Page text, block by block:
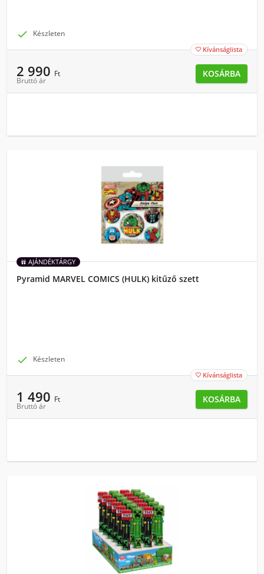
 Készleten
 Kívánságlista
2 990 Ft
Bruttó ár
KOSÁRBA
AJÁNDÉKTÁRGY
Pyramid MARVEL COMICS (HULK) kitűző szett
 Készleten
 Kívánságlista
1 490 Ft
Bruttó ár
KOSÁRBA